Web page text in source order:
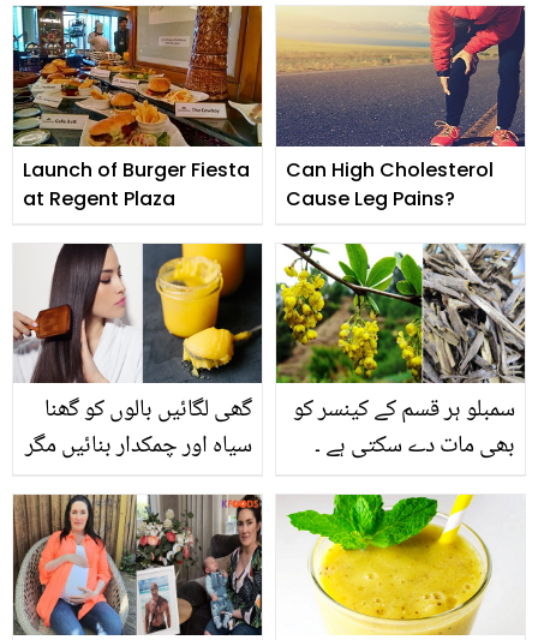
ناریل کا تیل نکالنے کا
طریقہ اور اس کے 5
زبردست فائدے
رکھنے والے زمان خان کرکٹ
کی دنیا کا اسٹار کیسے بنے؟
زندگی سے متعلق پہلی بار
بتا دیا
Launch of Burger Fiesta
at Regent Plaza
Can High Cholesterol
Cause Leg Pains?
گھی لگائیں بالوں کو گھنا
سیاہ اور چمکدار بنائیں مگر
بالوں کی نشونما کا جادوئی
ٹوٹکا
سمبلو ہر قسم کے کینسر کو
بھی مات دے سکتی ہے ۔
اس کے حیران کر دینے والے
فوائد اور طریقہ استعمال